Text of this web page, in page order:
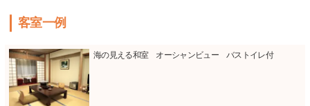
客室一例
海の見える和室 オーシャンビュー バストイレ付